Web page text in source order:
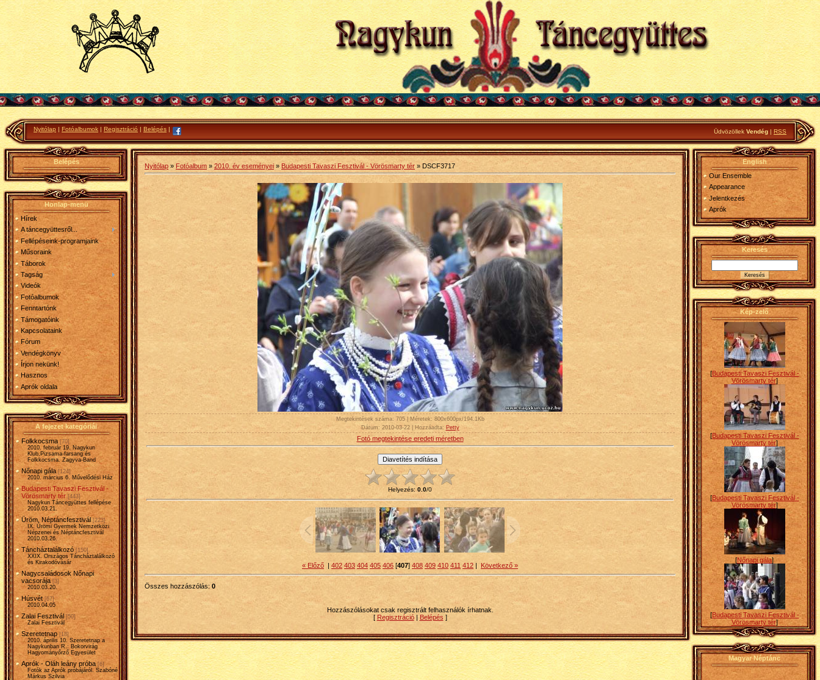
Nyitólap | Fotóalbumok | Regisztráció | Belépés | Üdvözöllek Vendég | RSS
Belépés
Honlap-menü
Hírek
A táncegyüttesről...
Fellépéseink-programjaink
Műsoraink
Táborok
Tagság
Videók
Fotóalbumok
Fenntartónk
Támogatóink
Kapcsolataink
Fórum
Vendégkönyv
Írjon nekünk!
Hasznos
Aprók oldala
A fejezet kategóriái
Folkkocsma [70]
2010. február 19. Nagykun
Klub,Pizsama-farsang és
Folkkocsma. Zagyva-Band
Nőnapi gála [124]
2010. március 6. Művelődési Ház
Budapesti Tavaszi Fesztivál -
Vörösmarty tér [443]
Nagykun Táncegyüttes fellépése
2010.03.21.
Üröm, Néptáncfesztivál [223]
IX. Ürömi Gyermek Nemzetközi
Népzenei és Néptáncfesztivál
2010.03.26.
Táncháztalálkozó [150]
XXIX. Országos Táncháztalálkozó
és Kirakodóvásár
Nagycsaládosok Nőnapi
vacsorája [3]
2010.03.20.
Húsvét [67]
2010.04.05
Zalai Fesztivál [50]
Zalai Fesztivál
Szeretetnap [18]
2010. április 10. Szeretetnap a
Nagykunban R.: Bokorvirág
Hagyományőrző Egyesület
Aprók - Oláh leány próba [6]
Fotók az Aprók próbájáról. Szabóné
Márkus Szilvia
Nyitólap » Fotóalbum » 2010. év eseményei » Budapesti Tavaszi Fesztivál - Vörösmarty tér » DSCF3717
Megtekintések száma: 705 | Méretek: 800x600px/194.1Kb
Dátum : 2010-03-22 | Hozzáadta: Petty
Fotó megtekintése eredeti méretben
Helyezés: 0.0/0
« Előző | 402 403 404 405 406 [407] 408 409 410 411 412 | Következő »
Összes hozzászólás: 0
Hozzászólásokat csak regisztrált felhasználók írhatnak.
[ Regisztráció| Belépés ]
English
Our Ensemble
Appearance
Jelentkezés
Aprók
Keresés
Kép-zelő
[Budapesti Tavaszi Fesztivál -
Vörösmarty tér]
[Budapesti Tavaszi Fesztivál -
Vörösmarty tér]
[Budapesti Tavaszi Fesztivál -
Vörösmarty tér]
[Nőnapi gála]
[Budapesti Tavaszi Fesztivál -
Vörösmarty tér]
Magyar Néptánc